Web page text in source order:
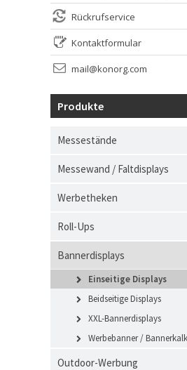
Rückrufservice
Kontaktformular
mail@konorg.com
Produkte
Messestände
Messewand / Faltdisplays
Werbetheken
Roll-Ups
Bannerdisplays
Einseitige Displays
Beidseitige Displays
XXL-Bannerdisplays
Werbebanner /
Outdoor-Werbung